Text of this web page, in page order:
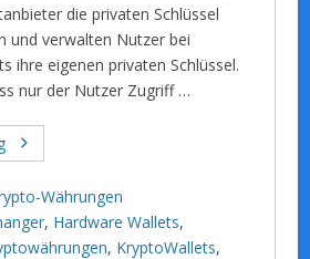
die privaten Schlüssel
und verwalten Nutzer bei
ihre eigenen privaten Schlüssel.
nur der Nutzer Zugriff …
Währungen
, Hardware Wallets,
, KryptoWallets,